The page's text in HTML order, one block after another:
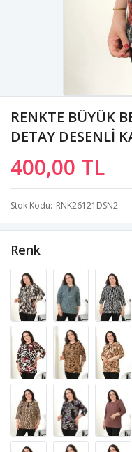
RENKTE BÜYÜK
DETAY DESENLİ
400,00 TL
Stok Kodu RNK26121DSN2
Renk